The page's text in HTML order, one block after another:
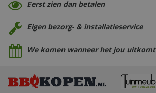
Eerst zien dan betalen
Eigen bezorg- & installatieservice
We komen wanneer het jou uitkomt